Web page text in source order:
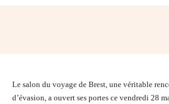
Le salon du voyage de Brest, une véritable
d’évasion, a ouvert ses portes ce vendredi 28